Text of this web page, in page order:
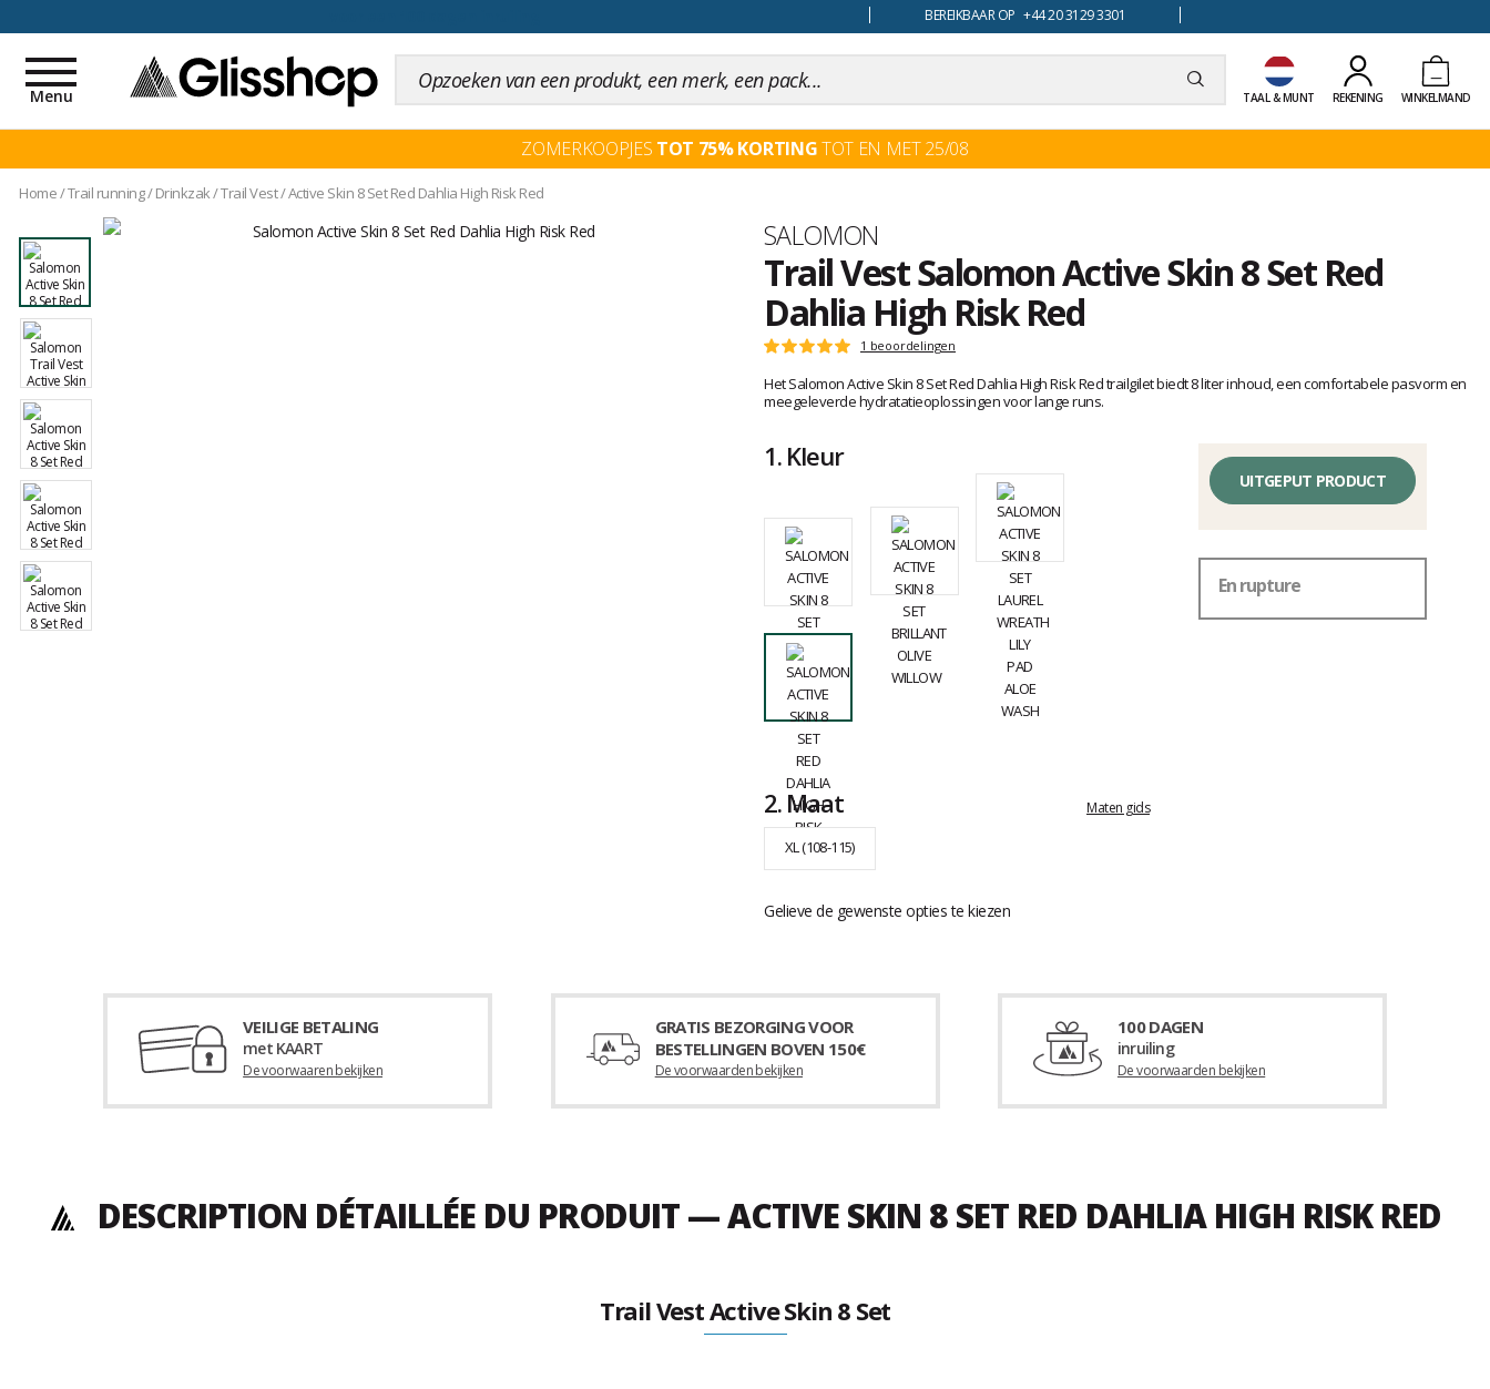
BEREIKBAAR OP +44 20 3129 3301
TAAL & MUNT REKENING WINKELMAND
Toggle
navigation
Menu
ZOMERKOOPJES TOT 75% KORTINGTOT EN MET 25/08
Home/Trail running/Drinkzak/Trail Vest/Active Skin 8 Set Red Dahlia High Risk Red
Merk
SALOMON
Trail Vest Salomon Active Skin 8 Set Red
Dahlia High Risk Red
Het
van
klanten
Score
:
5
op
1 beoordelingen
Het Salomon Active Skin 8 Set Red Dahlia High Risk Red trailgilet biedt 8 liter inhoud, een comfortabele pasvorm en
meegeleverde hydratatieoplossingen voor lange runs.
1.Kleur
2.Maat Maten gids
XL (108-115)
Gelieve de gewenste opties te kiezen
UITGEPUT PRODUCT
En rupture
VEILIGE BETALING
met KAART
De voorwaaren bekijken
GRATIS BEZORGING VOOR
BESTELLINGEN BOVEN 150€
De voorwaarden bekijken
100 DAGEN
inruiling
De voorwaarden bekijken
DESCRIPTION DÉTAILLÉE DU PRODUIT — ACTIVE SKIN 8 SET RED DAHLIA HIGH RISK RED
Trail Vest Active Skin 8 Set